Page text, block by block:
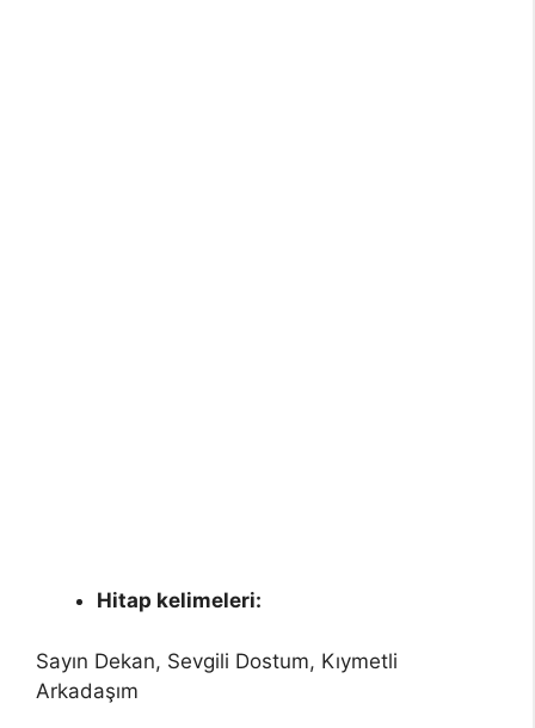
Hitap kelimeleri:
Sayın Dekan, Sevgili Dostum, Kıymetli
Arkadaşım